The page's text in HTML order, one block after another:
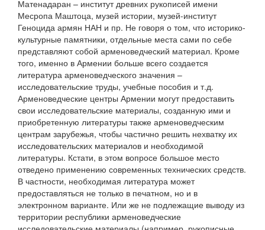
Матенадаран – институт древних рукописей имени
Месропа Маштоца, музей истории, музей-институт
Геноцида армян НАН и пр. Не говоря о том, что историко-
культурные памятники, отдельные места сами по себе
представляют собой арменоведческий материал. Кроме
того, именно в Армении больше всего создается
литература арменоведческого значения –
исследовательские труды, учебные пособия и т.д.
Арменоведческие центры Армении могут предоставить
свои исследовательские материалы, созданную ими и
приобретенную литературы также арменоведческим
центрам зарубежья, чтобы частично решить нехватку их
исследовательских материалов и необходимой
литературы. Кстати, в этом вопросе большое место
отведено применению современных технических средств.
В частности, необходимая литература может
предоставляться не только в печатном, но и в
электронном варианте. Или же не подлежащие выводу из
территории республики арменоведческие